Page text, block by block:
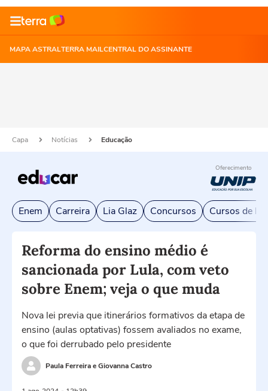
MAPA ASTRALTERRA MAILCENTRAL DO ASSINANTE
Capa Notícias Educação
Oferecimento
Enem Carreira Lia Glaz Concursos Cursos de
Reforma do ensino médio é
sancionada por Lula, com veto
sobre Enem; veja o que muda
Nova lei previa que itinerários formativos da etapa de
ensino (aulas optativas) fossem avaliados no exame,
o que foi derrubado pelo presidente
Paula Ferreira e Giovanna Castro